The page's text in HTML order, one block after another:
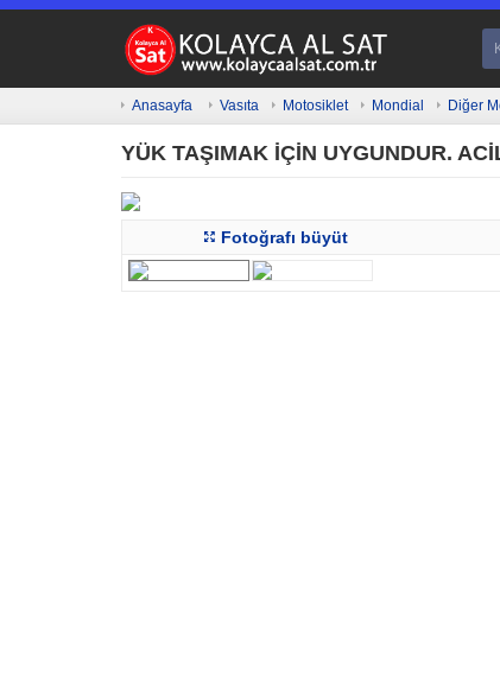
Anasayfa Vasıta Motosiklet Mondial Diğer
YÜK TAŞIMAK İÇİN UYGUNDUR.
Fotoğrafı büyüt